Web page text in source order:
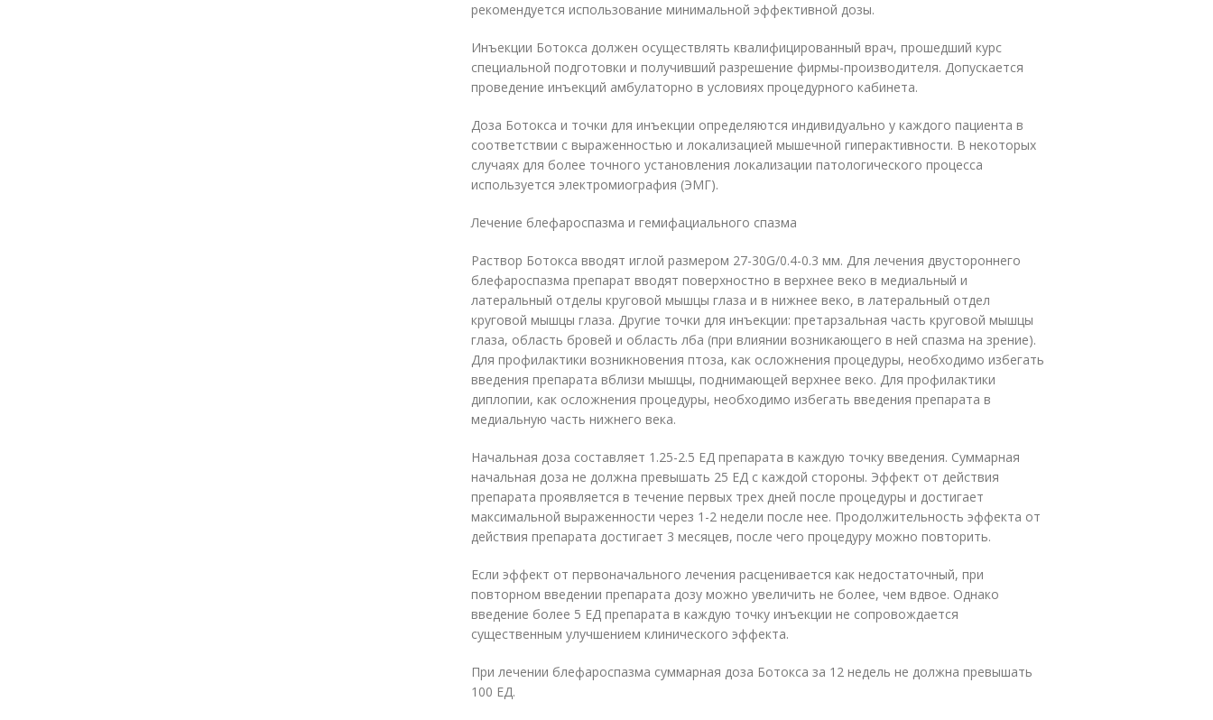
рекомендуется использование минимальной эффективной дозы.
Инъекции Ботокса должен осуществлять квалифицированный врач, прошедший курс
специальной подготовки и получивший разрешение фирмы-производителя. Допускается
проведение инъекций амбулаторно в условиях процедурного кабинета.
Доза Ботокса и точки для инъекции определяются индивидуально у каждого пациента в
соответствии с выраженностью и локализацией мышечной гиперактивности. В некоторых
случаях для более точного установления локализации патологического процесса
используется электромиография (ЭМГ).
Лечение блефароспазма и гемифациального спазма
Раствор Ботокса вводят иглой размером 27-30G/0.4-0.3 мм. Для лечения двустороннего
блефароспазма препарат вводят поверхностно в верхнее веко в медиальный и
латеральный отделы круговой мышцы глаза и в нижнее веко, в латеральный отдел
круговой мышцы глаза. Другие точки для инъекции: претарзальная часть круговой мышцы
глаза, область бровей и область лба (при влиянии возникающего в ней спазма на зрение).
Для профилактики возникновения птоза, как осложнения процедуры, необходимо избегать
введения препарата вблизи мышцы, поднимающей верхнее веко. Для профилактики
диплопии, как осложнения процедуры, необходимо избегать введения препарата в
медиальную часть нижнего века.
Начальная доза составляет 1.25-2.5 ЕД препарата в каждую точку введения. Суммарная
начальная доза не должна превышать 25 ЕД с каждой стороны. Эффект от действия
препарата проявляется в течение первых трех дней после процедуры и достигает
максимальной выраженности через 1-2 недели после нее. Продолжительность эффекта от
действия препарата достигает 3 месяцев, после чего процедуру можно повторить.
Если эффект от первоначального лечения расценивается как недостаточный, при
повторном введении препарата дозу можно увеличить не более, чем вдвое. Однако
введение более 5 ЕД препарата в каждую точку инъекции не сопровождается
существенным улучшением клинического эффекта.
При лечении блефароспазма суммарная доза Ботокса за 12 недель не должна превышать
100 ЕД.